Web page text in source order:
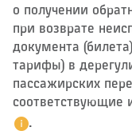
о получении
при возврате
документа
тарифы) в
пассажирских
соответствующие
.